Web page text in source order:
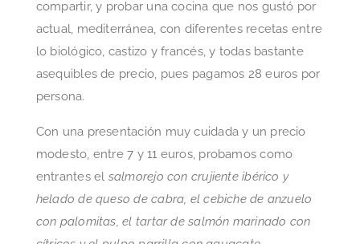
compartir, y probar una cocina que nos gustó por
actual, mediterránea, con diferentes recetas entre
lo biológico, castizo y francés, y todas bastante
asequibles de precio, pues pagamos 28 euros por
persona.
Con una presentación muy cuidada y un precio
modesto, entre 7 y 11 euros, probamos como
entrantes el salmorejo con crujiente ibérico y
helado de queso de cabra, el cebiche de anzuelo
con palomitas, el tartar de salmón marinado con